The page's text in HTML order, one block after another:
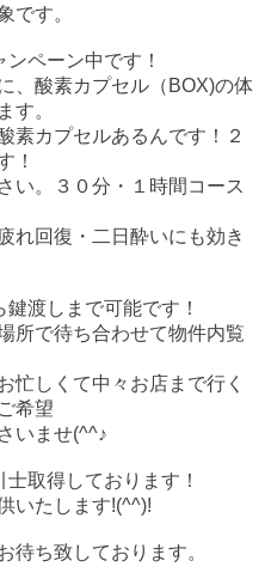
です。
ペーン中です！
、酸素カプセル（BOX)の体
す。
素カプセルあるんです！２
！
い。３０分・１時間コース
れ回復・二日酔いにも効き
渡しまで可能です！
所で待ち合わせて物件内覧
しくて中々お店まで行く
希望
いませ(^^♪
取得しております！
いたします!(^^)!
待ち致しております。